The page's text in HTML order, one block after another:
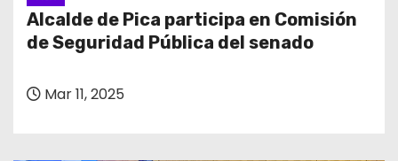
Alcalde de Pica participa en Comisión
de Seguridad Pública del senado
Mar 11, 2025